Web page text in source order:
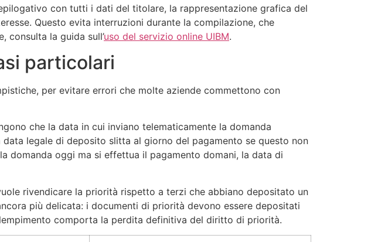
con tutti i dati del titolare, la rappresentazione grafica del
Questo evita interruzioni durante la compilazione, che
consulta la guida sull’uso del servizio online UIBM.
particolari
per evitare errori che molte aziende commettono con
che la data in cui inviano telematicamente la domanda
legale di deposito slitta al giorno del pagamento se questo non
domanda oggi ma si effettua il pagamento domani, la data di
rivendicare la priorità rispetto a terzi che abbiano depositato un
più delicata: i documenti di priorità devono essere depositati
comporta la perdita definitiva del diritto di priorità.